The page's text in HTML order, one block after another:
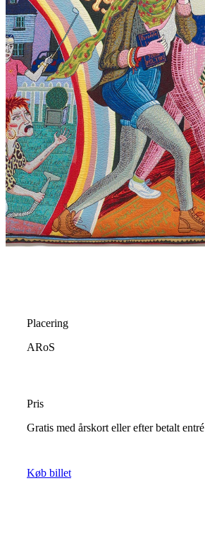
Placering
ARoS
Pris
Gratis med årskort eller efter betalt entré
Køb billet